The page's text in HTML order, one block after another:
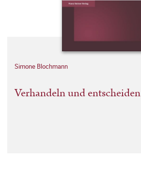
Simone Blochmann
Verhandeln und entscheiden